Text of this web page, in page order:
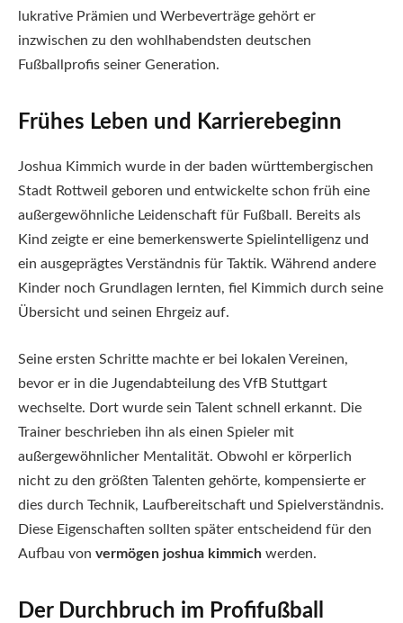
lukrative Prämien und Werbeverträge gehört er
inzwischen zu den wohlhabendsten deutschen
Fußballprofis seiner Generation.
Frühes Leben und Karrierebeginn
Joshua Kimmich wurde in der baden württembergischen
Stadt Rottweil geboren und entwickelte schon früh eine
außergewöhnliche Leidenschaft für Fußball. Bereits als
Kind zeigte er eine bemerkenswerte Spielintelligenz und
ein ausgeprägtes Verständnis für Taktik. Während andere
Kinder noch Grundlagen lernten, fiel Kimmich durch seine
Übersicht und seinen Ehrgeiz auf.
Seine ersten Schritte machte er bei lokalen Vereinen,
bevor er in die Jugendabteilung des VfB Stuttgart
wechselte. Dort wurde sein Talent schnell erkannt. Die
Trainer beschrieben ihn als einen Spieler mit
außergewöhnlicher Mentalität. Obwohl er körperlich
nicht zu den größten Talenten gehörte, kompensierte er
dies durch Technik, Laufbereitschaft und Spielverständnis.
Diese Eigenschaften sollten später entscheidend für den
Aufbau von vermögen joshua kimmich werden.
Der Durchbruch im Profifußball